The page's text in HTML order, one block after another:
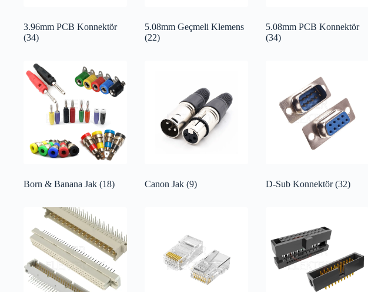
3.96mm PCB Konnektör
(34)
5.08mm Geçmeli Klemens
(22)
5.08mm PCB Konnektör
(34)
Born & Banana Jak (18) Canon Jak(9) D-Sub Konnektör(32)